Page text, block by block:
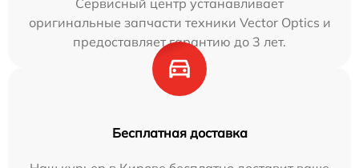
Сервисный центр устанавливает
оригинальные запчасти техники Vector Optics и
предоставляет гарантию до 3 лет.
Бесплатная доставка